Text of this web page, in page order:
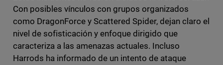
Con posibles vínculos con grupos organizados
como DragonForce y Scattered Spider, dejan claro el
nivel de sofisticación y enfoque dirigido que
caracteriza a las amenazas actuales. Incluso
Harrods ha informado de un intento de ataque